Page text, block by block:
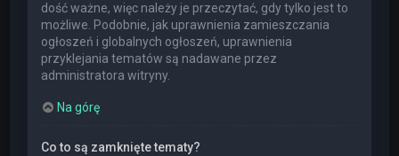
dość ważne, więc należy je przeczytać, gdy tylko jest to
możliwe. Podobnie, jak uprawnienia zamieszczania
ogłoszeń i globalnych ogłoszeń, uprawnienia
przyklejania tematów są nadawane przez
administratora witryny.
Na górę
Co to są zamknięte tematy?